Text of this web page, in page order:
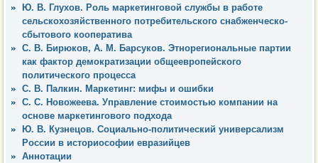
Ю. В. Глухов. Роль маркетинговой службы в работе
сельскохозяйственного потребительского снабженческо-
сбытового кооператива
С. В. Бирюков, А. М. Барсуков. Этнорегиональные партии
как фактор демократизации общеевропейского
политического процесса
С. В. Палкин. Маркетинг: мифы и ошибки
С. С. Новожеева. Управление стоимостью компании на
основе маркетингового подхода
Ю. В. Кузнецов. Социально-политический универсализм
России в историософии евразийцев
Аннотации